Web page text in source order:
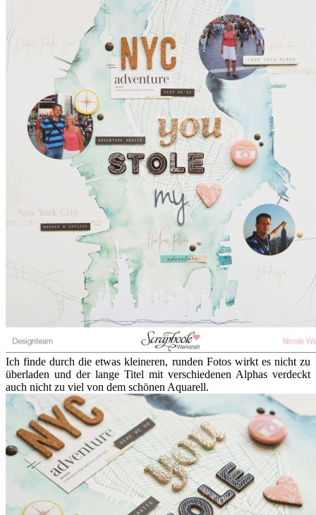
Ich finde durch die etwas kleineren, runden Fotos wirkt es nicht zu
überladen und der lange Titel mit verschiedenen Alphas verdeckt
auch nicht zu viel von dem schönen Aquarell.